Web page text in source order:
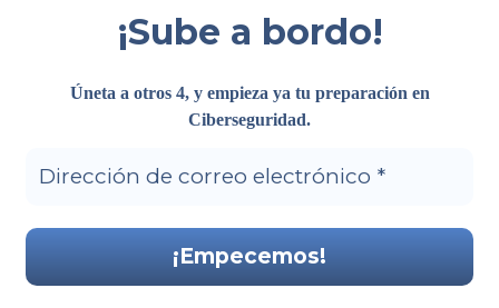
¡Sube a bordo!
Úneta a otros 4, y empieza ya tu preparación en
Ciberseguridad.